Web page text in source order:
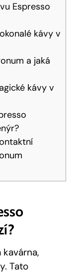
Espresso
kávy v
a jaká
kávy v
Tato